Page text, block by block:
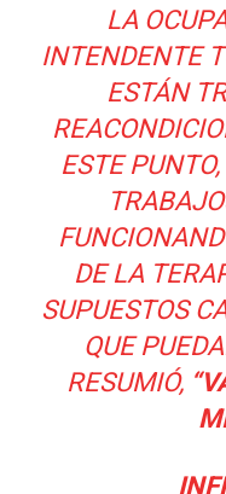
LA
INTENDENTE
ESTÁN
ESTE
DE LA
SUPUESTOS
QUE
RESUMIÓ,